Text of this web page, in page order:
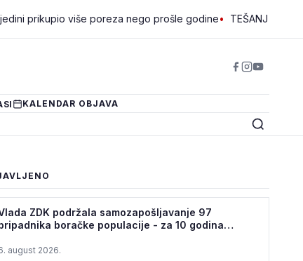
više poreza nego prošle godine• TEŠANJ I USORA
KALENDAR OBJAVA
ZDK podržala samozapošljavanje 97
boračke populacije - za 10 godina
august 2026.